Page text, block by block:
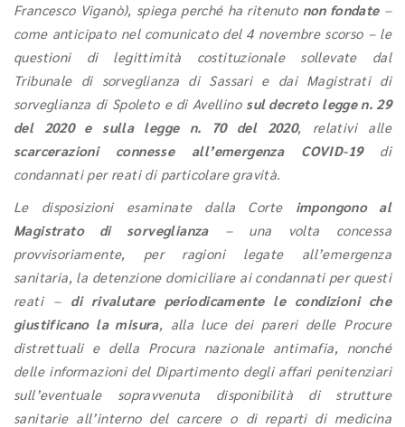
Francesco Viganò), spiega perché ha ritenuto non fondate–
come anticipato nel comunicato del 4 novembre scorso – le
questioni di legittimità costituzionale sollevate dal
Tribunale di sorveglianza di Sassari e dai Magistrati di
sorveglianza di Spoleto e di Avellino sul decreto legge n. 29
del 2020 e sulla legge n. 70 del 2020, relativi alle
scarcerazioni connesse all’emergenza COVID-19 di
condannati per reati di particolare gravità.
Le disposizioni esaminate dalla Corte impongono al
Magistrato di sorveglianza– una volta concessa
provvisoriamente, per ragioni legate all’emergenza
sanitaria, la detenzione domiciliare ai condannati per questi
reati – di rivalutare periodicamente le condizioni che
giustificano la misura, alla luce dei pareri delle Procure
distrettuali e della Procura nazionale antimafia, nonché
delle informazioni del Dipartimento degli affari penitenziari
sull’eventuale sopravvenuta disponibilità di strutture
sanitarie all’interno del carcere o di reparti di medicina